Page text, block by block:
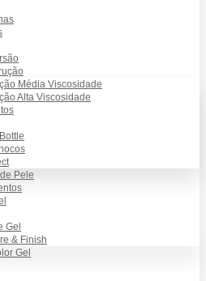
Média Viscosidade
Alta Viscosidade
Pele
Gel
& Finish
Gel